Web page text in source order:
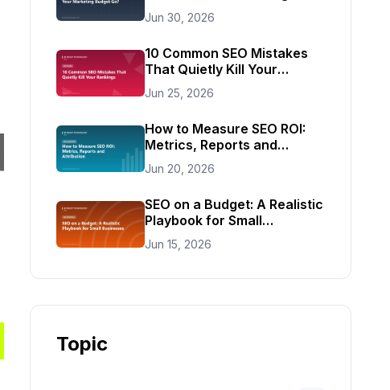
Budget Go?
Jun 30, 2026
10 Common SEO Mistakes
That Quietly Kill Your
Rankings
Jun 25, 2026
How to Measure SEO ROI:
Metrics, Reports and
Attribution
Jun 20, 2026
SEO on a Budget: A Realistic
Playbook for Small
Businesses
Jun 15, 2026
Topic